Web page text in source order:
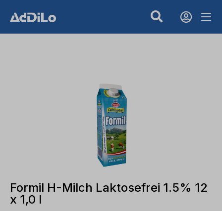
Formil H-Milch Laktosefrei 1.5% 12
x 1,0 l